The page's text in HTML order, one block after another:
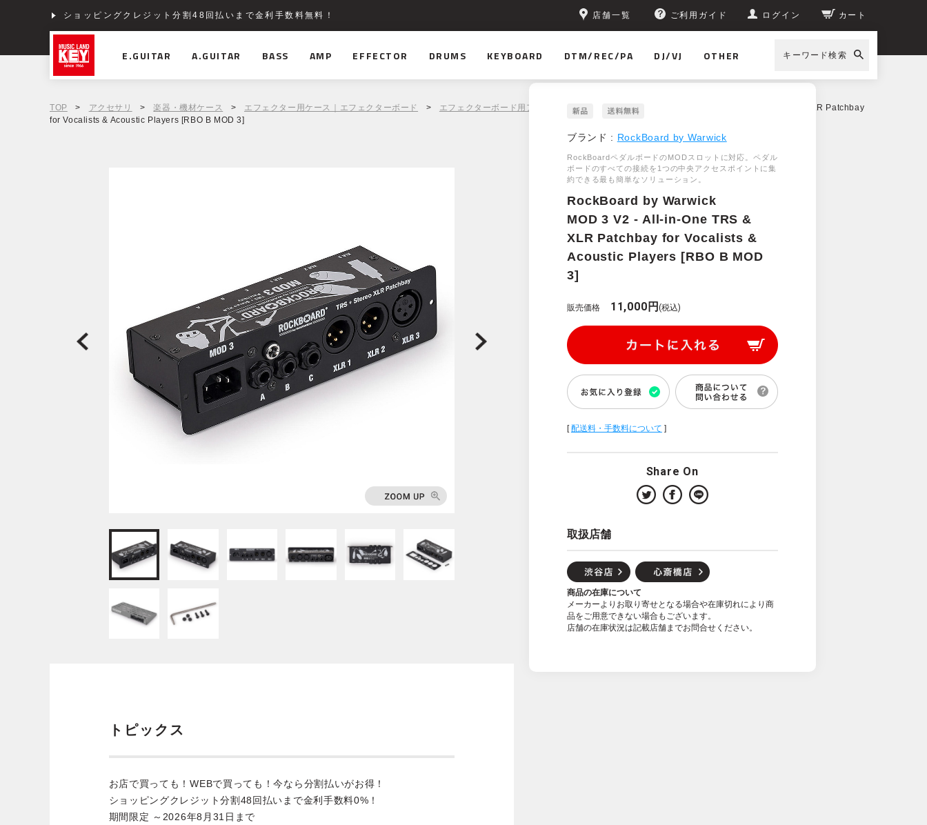
ショッピングクレジット分割48回払いまで金利手数料無料！ 店舗一覧 ご利用ガイド ログイン カート
E.GUITAR A.GUITAR BASS AMP EFFECTOR DRUMS KEYBOARD DTM/REC/PA DJ/VJ OTHER キーワード検索
TOP > アクセサリ > 楽器・機材ケース > エフェクター用ケース｜エフェクターボード > エフェクターボード用アクセサリ
> RockBoard by Warwick MOD 3 V2 - All-in-One TRS & XLR Patchbay
for Vocalists & Acoustic Players [RBO B MOD 3]
ブランド : RockBoard by Warwick
RockBoardペダルボードのMODスロットに対応。ペダル
ボードのすべての接続を1つの中央アクセスポイントに集
約できる最も簡単なソリューション。
RockBoard by Warwick
MOD 3 V2 - All-in-One TRS &
XLR Patchbay for Vocalists &
Acoustic Players [RBO B MOD
3]
販売価格 11,000円(税込)
[配送料・手数料について ]
Share On
取扱店舗
商品の在庫について
メーカーよりお取り寄せとなる場合や在庫切れにより商
品をご用意できない場合もございます。
店舗の在庫状況は記載店舗までお問合せください。
トピックス
お店で買っても！WEBで買っても！今なら分割払いがお得！
ショッピングクレジット分割48回払いまで金利手数料0%！
期間限定 ～2026年8月31日まで